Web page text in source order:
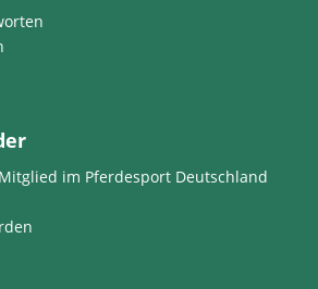
im Pferdesport Deutschland